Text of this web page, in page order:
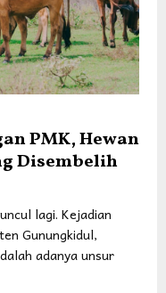
PMK, Hewan
Disembelih
lagi. Kejadian
Gunungkidul,
adanya unsur